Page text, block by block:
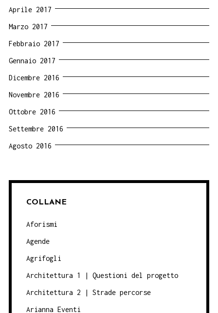
Aprile 2017
Marzo 2017
Febbraio 2017
Gennaio 2017
Dicembre 2016
Novembre 2016
Ottobre 2016
Settembre 2016
Agosto 2016
COLLANE
Aforismi
Agende
Agrifogli
Architettura 1 | Questioni del progetto
Architettura 2 | Strade percorse
Arianna Eventi